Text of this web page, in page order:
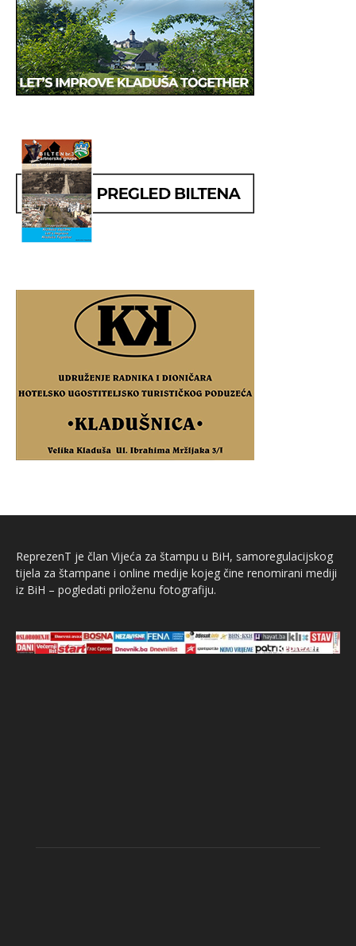
ReprezenT je član Vijeća za štampu u BiH, samoregulacijskog
tijela za štampane i online medije kojeg čine renomirani mediji
iz BiH – pogledati priloženu fotografiju.